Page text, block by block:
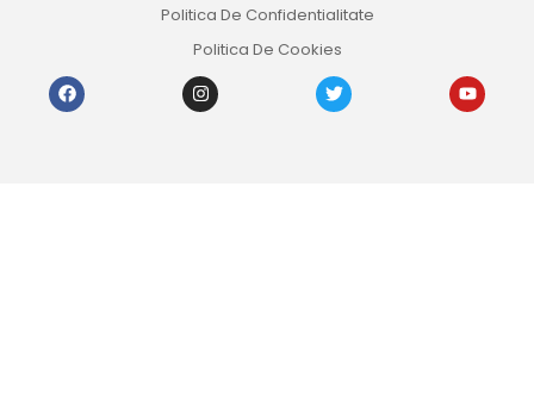
Politica De Confidentialitate
Politica De Cookies